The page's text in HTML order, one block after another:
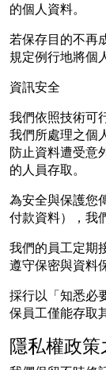
的個人資料。
若保存目的不再
規定例行地將個
資訊安全
我們依照技術可
我們所處理之個
防止資料遭受意
的人員存取。
為安全與保護您
付款資料），我
我們的員工定期
遵守保密與資料
採行以「知悉必
保員工僅能存取
隱私權政策